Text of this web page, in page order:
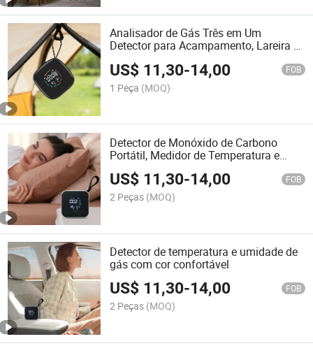
Analisador de Gás Três em Um
Detector para Acampamento, Lareira e
US$ 11,30-14,00 FOB
1 Peça (MOQ)
Detector de Monóxido de Carbono
Portátil, Medidor de Temperatura e
Umidade, Instrumentos de Medição
Eletrônicos
US$ 11,30-14,00 FOB
2 Peças (MOQ)
Detector de temperatura e umidade de
gás com cor confortável
US$ 11,30-14,00 FOB
2 Peças (MOQ)